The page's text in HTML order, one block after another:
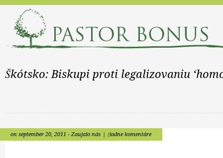
Škótsko: Biskupi proti legalizovaniu
on september 20, 2011 - Zaujalo nás | žiadne komentáre